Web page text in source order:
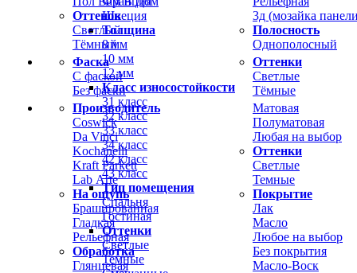
Оттенок
Светлый
Тёмный
3д (мозайка
Полосность
Однополосный
Фаска
С фаской
Без фаски
Оттенки
Светлые
Тёмные
Производитель
Coswick
Da Vinci
Kochanelli
Kraft Parkett
Lab Arte
На ощупь
Брашированная
Гладкая
Рельефная
Обработка
Глянцевая
Матовая
Полуматовая
Любая на выбор
Оттенки
Светлые
Темные
Покрытие
Лак
Масло
Любое на выбор
Без покрытия
Масло-Воск
Швеция
Толщина
8 мм
10 мм
12 мм
Класс износостойкости
31 класс
32 класс
33 класс
34 класс
42 класс
43 класс
Тип помещения
Спальня
Гостиная
Оттенки
Светлые
Темные